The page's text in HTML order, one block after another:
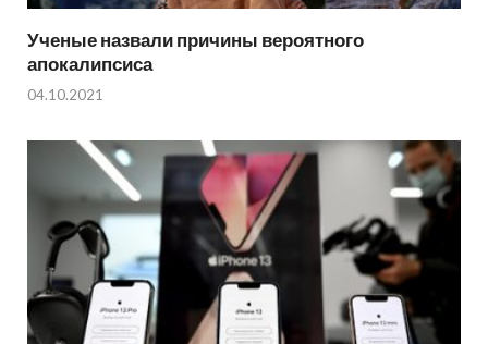
Ученые назвали причины вероятного
апокалипсиса
04.10.2021